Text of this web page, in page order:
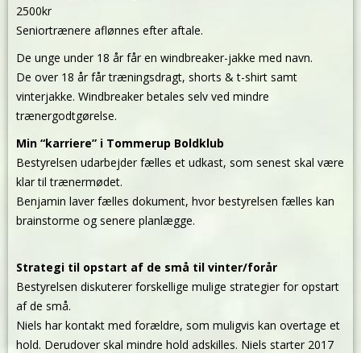
2500kr
Seniortrænere aflønnes efter aftale.
De unge under 18 år får en windbreaker-jakke med navn.
De over 18 år får træningsdragt, shorts & t-shirt samt
vinterjakke. Windbreaker betales selv ved mindre
trænergodtgørelse.
Min “karriere” i Tommerup Boldklub
Bestyrelsen udarbejder fælles et udkast, som senest skal være
klar til trænermødet.
Benjamin laver fælles dokument, hvor bestyrelsen fælles kan
brainstorme og senere planlægge.
Strategi til opstart af de små til vinter/forår
Bestyrelsen diskuterer forskellige mulige strategier for opstart
af de små.
Niels har kontakt med forældre, som muligvis kan overtage et
hold. Derudover skal mindre hold adskilles. Niels starter 2017